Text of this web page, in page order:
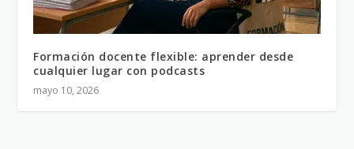
Formación docente flexible: aprender desde
cualquier lugar con podcasts
mayo 10, 2026